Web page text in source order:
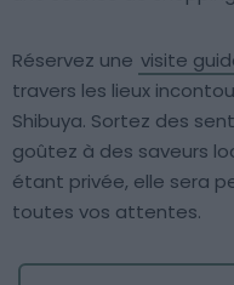
Réservez une visite
travers les lieux
Shibuya. Sortez des
goûtez à des saveurs
étant privée, elle sera
toutes vos attentes.